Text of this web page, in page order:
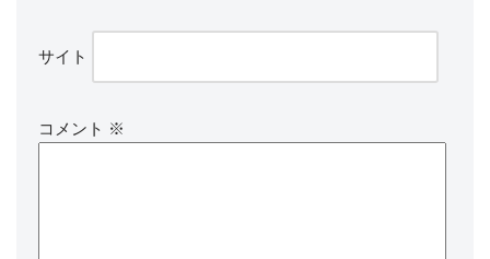
サイト
コメント ※